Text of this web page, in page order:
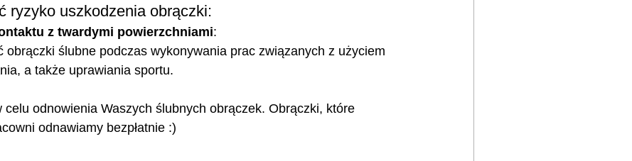
ryzyko uszkodzenia obrączki:
z twardymi powierzchniami:
obrączki ślubne podczas wykonywania prac związanych z użyciem
a także uprawiania sportu.
celu odnowienia Waszych ślubnych obrączek. Obrączki, które
odnawiamy bezpłatnie :)